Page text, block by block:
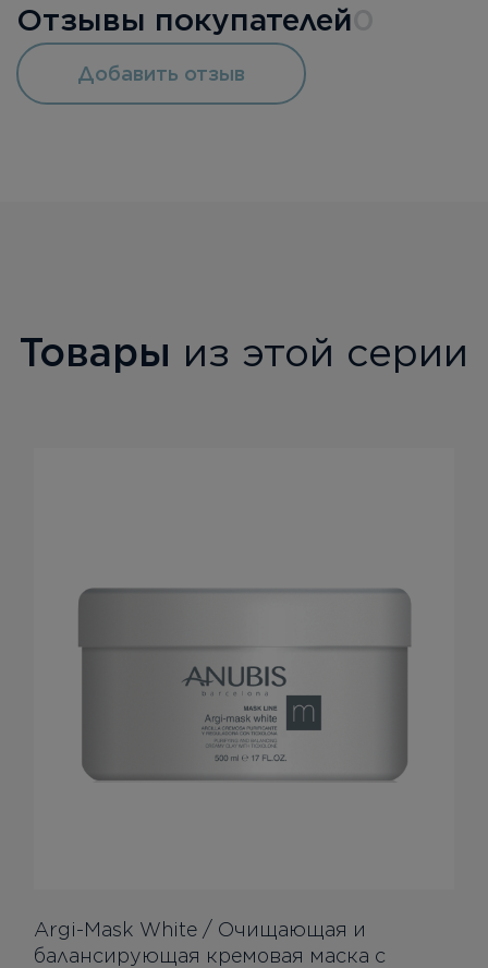
Отзывы покупателей
Добавить отзыв
Товары из этой серии
Argi-Mask White / Очищающая и
балансирующая кремовая маска с